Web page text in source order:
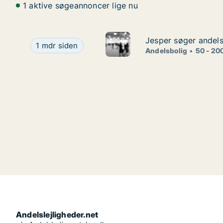
1 aktive søgeannoncer lige nu
Jesper søger andelsbolig i Høje Taastrup,
1 mdr siden
Jesper søger
Jesper søger
Andelsbolig 50 -
Andelslejligheder.net